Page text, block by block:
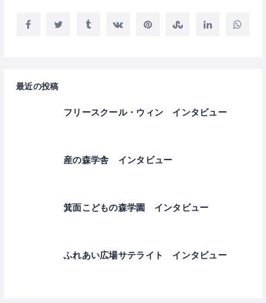
最近の投稿
フリースクール・ウィン インタビュー
産の森学舎 インタビュー
箕面こどもの森学園 インタビュー
ふれあい広場サテライト インタビュー